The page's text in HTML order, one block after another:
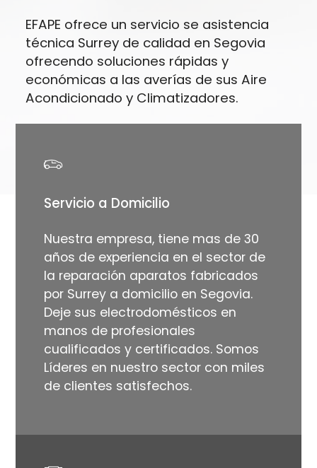
EFAPE ofrece un servicio se asistencia
técnica Surrey de calidad en Segovia
ofrecendo soluciones rápidas y
económicas a las averías de sus Aire
Acondicionado y Climatizadores.
Servicio a Domicilio
Nuestra empresa, tiene mas de 30
años de experiencia en el sector de
la reparación aparatos fabricados
por Surrey a domicilio en Segovia.
Deje sus electrodomésticos en
manos de profesionales
cualificados y certificados. Somos
Líderes en nuestro sector con miles
de clientes satisfechos.